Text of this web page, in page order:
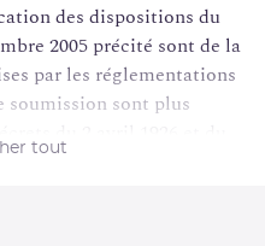
tout
des dispositions du
2005 précité sont de la
par les réglementations
soumission sont plus
du 2 avril 1926 et du
ce que davantage